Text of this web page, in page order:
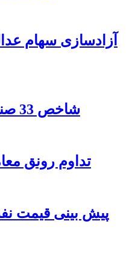
آزادسازی سهام
شاخص 33 صنعت بورسی صعود کرد
تداوم رونق
پیش بینی قیمت